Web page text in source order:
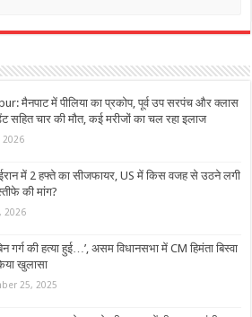
मैनपाट में पीलिया का प्रकोप, पूर्व उप सरपंच और क्लास
सहित चार की मौत, कई मरीजों का चल रहा इलाज
2026
में 2 हफ्ते का सीजफायर, US में किस वजह से उठने लगी
की मांग?
2026
गर्ग की हत्या हुई…’, असम विधानसभा में CM हिमंता बिस्वा
खुलासा
25, 2025